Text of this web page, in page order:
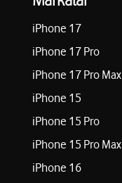
iPhone 17
iPhone 17 Pro
iPhone 17 Pro Max
iPhone 15
iPhone 15 Pro
iPhone 15 Pro Max
iPhone 16